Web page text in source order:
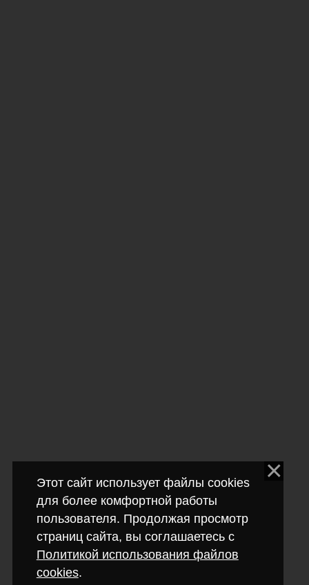
Этот сайт использует файлы cookies
для более комфортной работы
пользователя. Продолжая просмотр
страниц сайта, вы соглашаетесь с
Политикой использования файлов
cookies.